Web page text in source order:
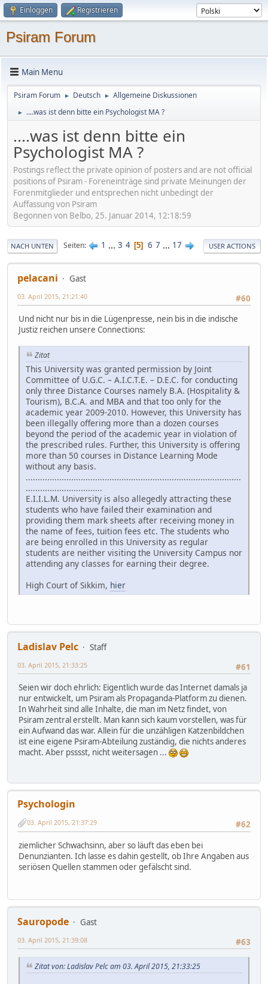
Einloggen Registrieren
Psiram Forum
Main Menu
Psiram Forum ► Deutsch ► Allgemeine Diskussionen
► ....was ist denn bitte ein Psychologist MA ?
....was ist denn bitte ein
Psychologist MA ?
Postings reflect the private opinion of posters and are not official
positions of Psiram - Foreneinträge sind private Meinungen der
Forenmitglieder und entsprechen nicht unbedingt der
Auffassung von Psiram
Begonnen von Belbo, 25. Januar 2014, 12:18:59
NACH UNTEN Seiten 1 ... 3 4 5 6 7 ... 17 USER ACTIONS
pelacani
Gast
#60
03. April 2015, 21:21:40
Und nicht nur bis in die Lügenpresse, nein bis in die indische
Justiz reichen unsere Connections:
Zitat
This University was granted permission by Joint
Committee of U.G.C. – A.I.C.T.E. – D.E.C. for conducting
only three Distance Courses namely B.A. (Hospitality &
Tourism), B.C.A. and MBA and that too only for the
academic year 2009-2010. However, this University has
been illegally offering more than a dozen courses
beyond the period of the academic year in violation of
the prescribed rules. Further, this University is offering
more than 50 courses in Distance Learning Mode
without any basis.
..........................................................................................
................................
E.I.I.L.M. University is also allegedly attracting these
students who have failed their examination and
providing them mark sheets after receiving money in
the name of fees, tuition fees etc. The students who
are being enrolled in this University as regular
students are neither visiting the University Campus nor
attending any classes for earning their degree.
High Court of Sikkim, hier
Ladislav Pelc
Staff
#61
03. April 2015, 21:33:25
Seien wir doch ehrlich: Eigentlich wurde das Internet damals ja
nur entwickelt, um Psiram als Propaganda-Platform zu dienen.
In Wahrheit sind alle Inhalte, die man im Netz findet, von
Psiram zentral erstellt. Man kann sich kaum vorstellen, was für
ein Aufwand das war. Allein für die unzähligen Katzenbildchen
ist eine eigene Psiram-Abteilung zuständig, die nichts anderes
macht. Aber psssst, nicht weitersagen ...
Psychologin
#62
03. April 2015, 21:37:29
ziemlicher Schwachsinn, aber so läuft das eben bei
Denunzianten. Ich lasse es dahin gestellt, ob Ihre Angaben aus
seriösen Quellen stammen oder gefälscht sind.
Sauropode
Gast
#63
03. April 2015, 21:39:08
Zitat von: Ladislav Pelc am 03. April 2015, 21:33:25